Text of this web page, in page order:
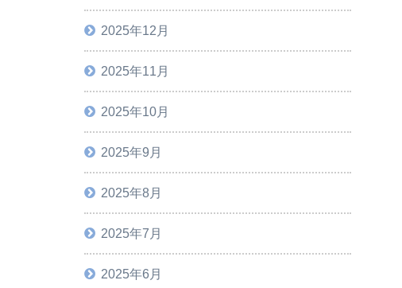
2025年12月
2025年11月
2025年10月
2025年9月
2025年8月
2025年7月
2025年6月